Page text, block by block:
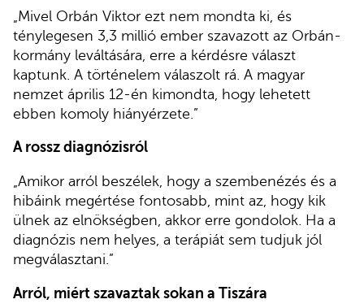
„Mivel Orbán Viktor ezt nem mondta ki, és
ténylegesen 3,3 millió ember szavazott az Orbán-
kormány leváltására, erre a kérdésre választ
kaptunk. A történelem válaszolt rá. A magyar
nemzet április 12-én kimondta, hogy lehetett
ebben komoly hiányérzete.”
A rossz diagnózisról
„Amikor arról beszélek, hogy a szembenézés és a
hibáink megértése fontosabb, mint az, hogy kik
ülnek az elnökségben, akkor erre gondolok. Ha a
diagnózis nem helyes, a terápiát sem tudjuk jól
megválasztani.”
Arról, miért szavaztak sokan a Tiszára